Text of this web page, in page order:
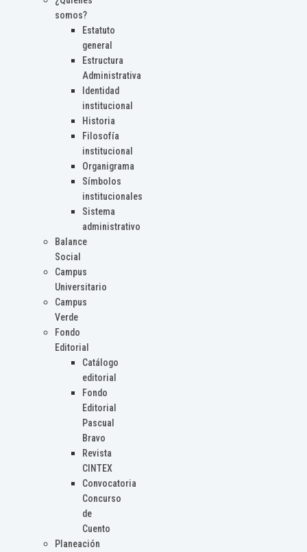
somos?
Estatuto
general
Estructura
Administrativa
Identidad
institucional
Historia
Filosofía
institucional
Organigrama
Símbolos
institucionales
Sistema
administrativo
Balance
Social
Campus
Universitario
Campus
Verde
Fondo
Editorial
Catálogo
editorial
Fondo
Editorial
Pascual
Bravo
Revista
CINTEX
Convocatoria
Concurso
de
Cuento
Planeación